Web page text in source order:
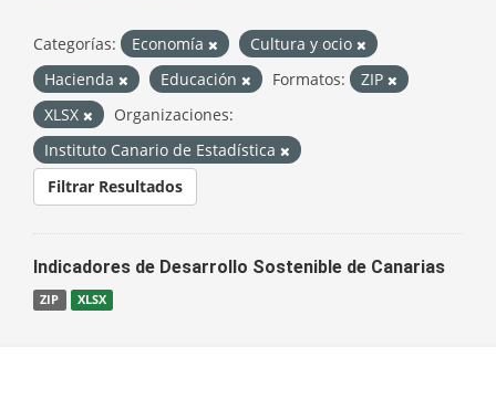
Categorías: Economía
Cultura y ocio
Hacienda
Educación Formatos:
ZIP
XLSX
Organizaciones:
Instituto Canario de Estadística
Filtrar Resultados
Indicadores de Desarrollo Sostenible de Canarias
ZIP XLSX